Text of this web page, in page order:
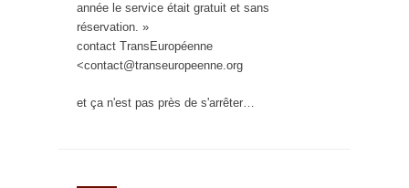
année le service était gratuit et sans
réservation. »
contact TransEuropéenne
<contact@transeuropeenne.org
et ça n'est pas près de s'arrêter…